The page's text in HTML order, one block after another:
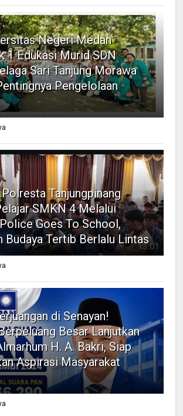
Negeri Medan
1 Edukasi Murid SDN
Sari Tanjung Morawa
Pengelolaan
Tanjungpinang
SMKN 4 Melalui
Goes To School,
Budaya Tertib Berlalu Lintas
di Senayan!
Besar Lanjutkan
H. A. Bakri, Siap
Aspirasi Masyarakat